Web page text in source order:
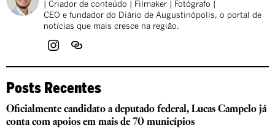
| Criador de conteúdo | Filmaker | Fotógrafo |
CEO e fundador do Diário de Augustinópolis, o portal de
notícias que mais cresce na região.
Posts Recentes
Oficialmente candidato a deputado federal, Lucas Campelo já
conta com apoios em mais de 70 municípios